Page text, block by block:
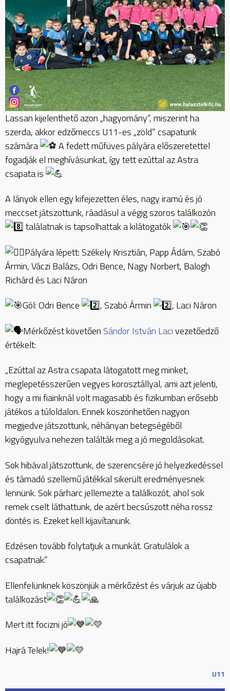
Lassan kijelenthető azon „hagyomány”, miszerint ha
szerda, akkor edzőmeccs U11-es „zöld” csapatunk
számára
A fedett műfüves pályára előszeretettel
fogadják el meghívásunkat, így tett ezúttal az Astra
csapata is
A lányok ellen egy kifejezetten éles, nagy iramú és jó
meccset játszottunk, ráadásul a végig szoros találkozón
találatnak is tapsolhattak a kilátogatók
Pályára lépett: Székely Krisztián, Papp Ádám, Szabó
Ármin, Váczi Balázs, Odri Bence, Nagy Norbert, Balogh
Richárd és Laci Náron
Gól: Odri Bence
, Szabó Ármin
, Laci Náron
Mérkőzést követően Sándor István Lacivezetőedző
értékelt:
„Ezúttal az Astra csapata látogatott meg minket,
meglepetésszerűen vegyes korosztállyal, ami azt jelenti,
hogy a mi fiainknál volt magasabb és fizikumban erősebb
játékos a túloldalon. Ennek köszönhetően nagyon
megijedve játszottunk, néhányan betegségéből
kigyógyulva nehezen találták meg a jó megoldásokat.
Sok hibával játszottunk, de szerencsére jó helyezkedéssel
és támadó szellemű játékkal sikerült eredményesnek
lennünk. Sok párharc jellemezte a találkozót, ahol sok
remek cselt láthattunk, de azért becsúszott néha rossz
döntés is. Ezeket kell kijavítanunk.
Edzésen tovább folytatjuk a munkát. Gratulálok a
csapatnak.”
Ellenfelünknek köszönjük a mérkőzést és várjuk az újabb
találkozást
Mert itt focizni jó
Hajrá Telek!
U11